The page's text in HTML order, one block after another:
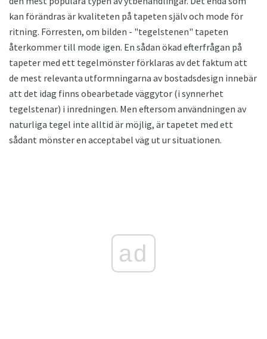
kan förändras är kvaliteten på tapeten själv och mode för
ritning. Förresten, om bilden - "tegelstenen" tapeten
återkommer till mode igen. En sådan ökad efterfrågan på
tapeter med ett tegelmönster förklaras av det faktum att
de mest relevanta utformningarna av bostadsdesign innebär
att det idag finns obearbetade väggytor (i synnerhet
tegelstenar) i inredningen. Men eftersom användningen av
naturliga tegel inte alltid är möjlig, är tapetet med ett
sådant mönster en acceptabel väg ut ur situationen.
ad